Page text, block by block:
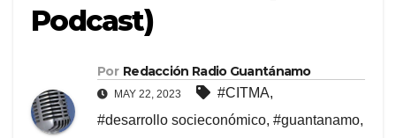
Podcast)
Por Redacción Radio Guantánamo
MAY 22, 2023 #CITMA,
#desarrollo socieconómico, #guantanamo,